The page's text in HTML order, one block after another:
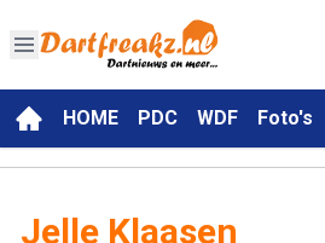
HOME PDC WDF Foto's
Jelle Klaasen